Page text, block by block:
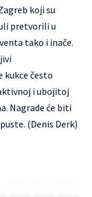
koji su
pretvorili u
tako i inače.
često
i ubojitoj
Nagrade će biti
(Denis Derk)